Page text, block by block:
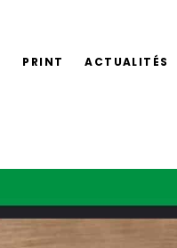
PRINT ACTUALITÉS